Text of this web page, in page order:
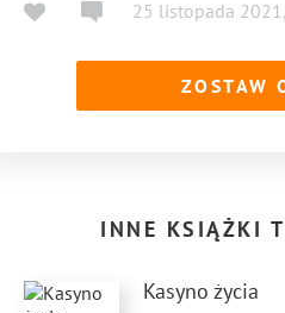
książkę miłośnikom poezji i
25 listopada 2021 ,
ZOSTAW
INNE KSIĄŻKI
Kasyno życia